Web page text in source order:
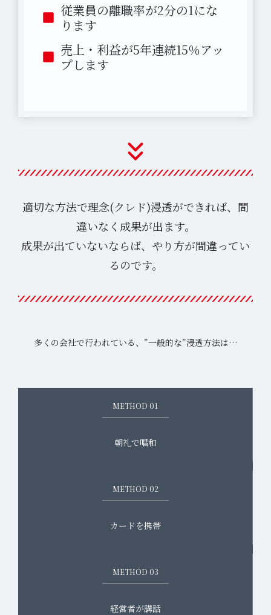
従業員の離職率が2分の1にな
ります
売上・利益が5年連続15％アッ
プします
適切な方法で理念(クレド)浸透ができれば、間
違いなく成果が出ます。
成果が出ていないならば、やり方が間違ってい
るのです。
多くの会社で行われている、”一般的な”浸透方法は…
METHOD 01
朝礼で唱和
METHOD 02
カードを携帯
METHOD 03
経営者が講話